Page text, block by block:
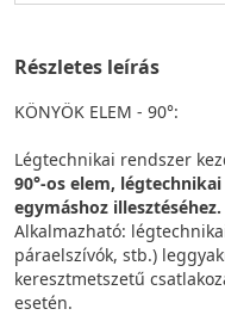
Részletes leírás
KÖNYÖK ELEM - 90°:
Légtechnikai rendszer
90°-os elem,
egymáshoz illesztéséhez.
Alkalmazható:
páraelszívók, stb.)
keresztmetszetű
esetén.